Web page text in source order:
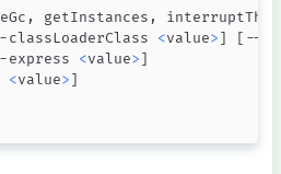
getInstances,
classLoaderClass <value>] [ --
express <value>]
<value>]